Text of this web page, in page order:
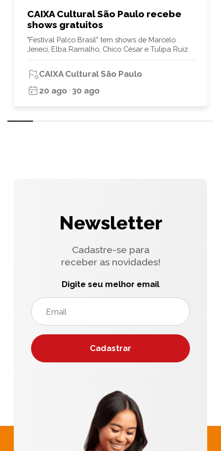
CAIXA Cultural São Paulo recebe
shows gratuitos
"Festival Palco Brasil" tem shows de Marcelo
Jeneci, Elba Ramalho, Chico César e Tulipa Ruiz
CAIXA Cultural São Paulo
20 ago 30 ago
Newsletter
Cadastre-se para
receber as novidades!
Digite seu melhor email